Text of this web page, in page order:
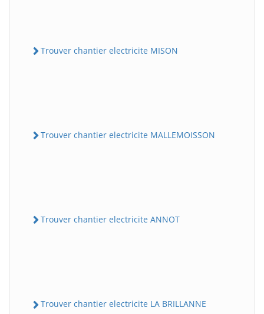
Trouver chantier electricite MISON
Trouver chantier electricite MALLEMOISSON
Trouver chantier electricite ANNOT
Trouver chantier electricite LA BRILLANNE